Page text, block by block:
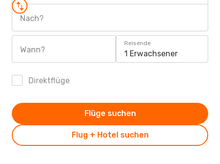
Nach?
Wann?
Reisende
1 Erwachsener
Direktflüge
Flug + Hotel suchen
Flüge suchen